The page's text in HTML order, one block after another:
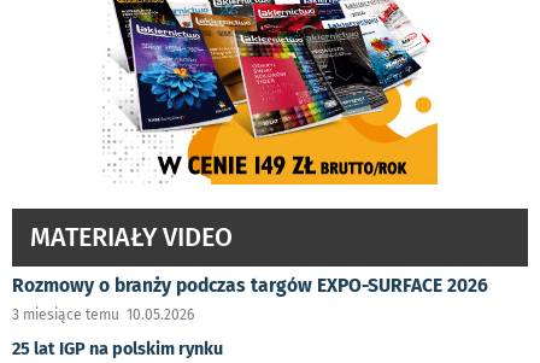
MATERIAŁY VIDEO
Rozmowy o branży podczas targów EXPO-SURFACE 2026
3 miesiące temu 10.05.2026
25 lat IGP na polskim rynku